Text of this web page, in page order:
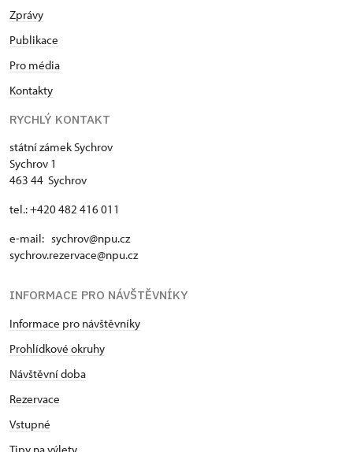
Zprávy
Publikace
Pro média
Kontakty
RYCHLÝ KONTAKT
státní zámek Sychrov
Sychrov 1
463 44 Sychrov
tel.: +420 482 416 011
e-mail: sychrov@npu.cz
sychrov.rezervace@npu.cz
INFORMACE PRO NÁVŠTĚVNÍKY
Informace pro návštěvníky
Prohlídkové okruhy
Návštěvní doba
Rezervace
Vstupné